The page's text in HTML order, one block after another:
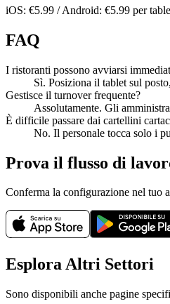
iOS: €5.99 / Android: €5.99 per
FAQ
I ristoranti possono avviarsi
Sì. Posiziona il tablet sul
Gestisce il turnover frequente?
Assolutamente. Gli
È difficile passare dai cartellini
No. Il personale tocca solo i
Prova il flusso di
Conferma la configurazione nel tuo
Esplora Altri Settori
Sono disponibili anche pagine